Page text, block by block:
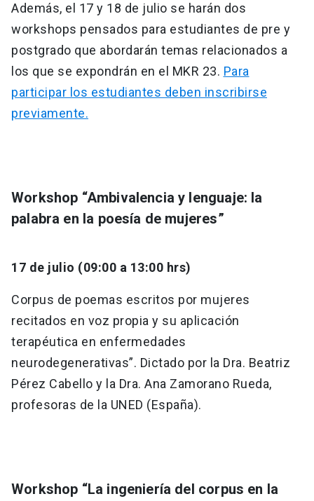
Además, el 17 y 18 de julio se harán dos
workshops pensados para estudiantes de pre y
postgrado que abordarán temas relacionados a
los que se expondrán en el MKR 23. Para
participar los estudiantes deben inscribirse
previamente.
Workshop “Ambivalencia y lenguaje: la
palabra en la poesía de mujeres”
17 de julio (09:00 a 13:00 hrs)
Corpus de poemas escritos por mujeres
recitados en voz propia y su aplicación
terapéutica en enfermedades
neurodegenerativas”. Dictado por la Dra. Beatriz
Pérez Cabello y la Dra. Ana Zamorano Rueda,
profesoras de la UNED (España).
Workshop “La ingeniería del corpus en la